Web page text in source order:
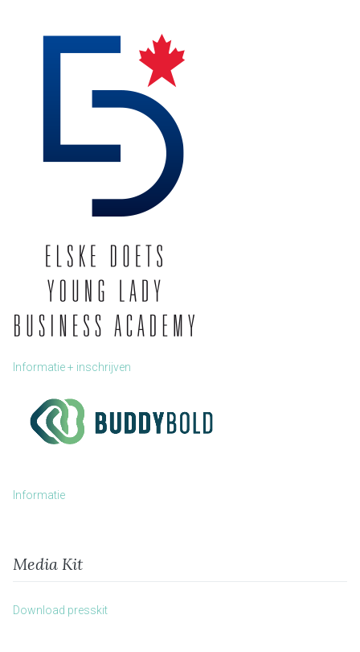
Informatie + inschrijven
Informatie
Media Kit
Download presskit